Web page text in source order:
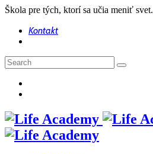
Škola pre tých, ktorí sa učia meniť svet.
Kontakt